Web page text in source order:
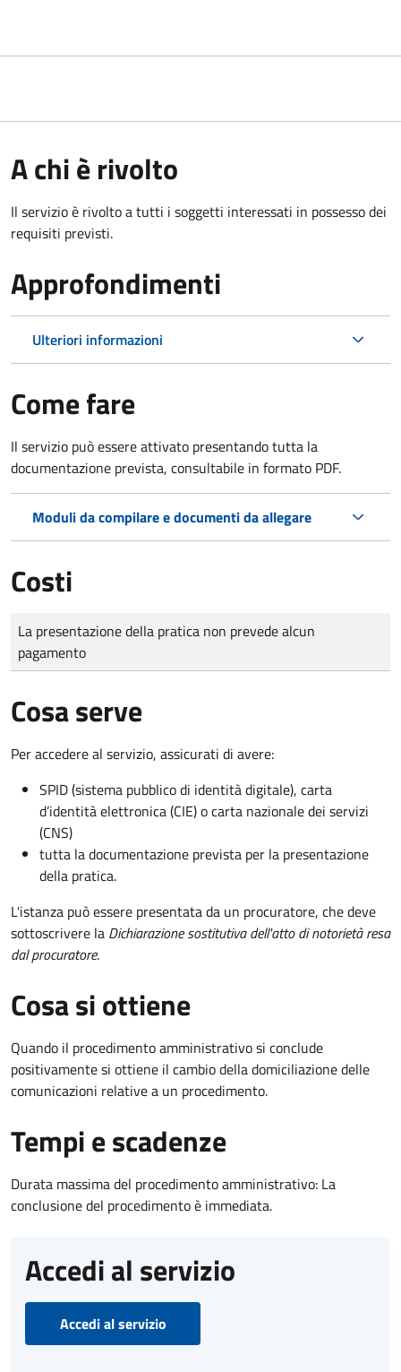
A chi è rivolto
Il servizio è rivolto a tutti i soggetti interessati in possesso dei
requisiti previsti.
Approfondimenti
Ulteriori informazioni
Come fare
Il servizio può essere attivato presentando tutta la
documentazione prevista, consultabile in formato PDF.
Moduli da compilare e documenti da allegare
Costi
Tipo di pagamento
Importo
La presentazione della pratica non prevede alcun
pagamento
Cosa serve
Per accedere al servizio, assicurati di avere:
SPID (sistema pubblico di identità digitale), carta
d’identità elettronica (CIE) o carta nazionale dei servizi
(CNS)
tutta la documentazione prevista per la presentazione
della pratica.
L'istanza può essere presentata da un procuratore, che deve
sottoscrivere la Dichiarazione sostitutiva dell'atto di notorietà resa
dal procuratore.
Cosa si ottiene
Quando il procedimento amministrativo si conclude
positivamente si ottiene il cambio della domiciliazione delle
comunicazioni relative a un procedimento.
Tempi e scadenze
Durata massima del procedimento amministrativo: La
conclusione del procedimento è immediata.
Accedi al servizio
Accedi al servizio